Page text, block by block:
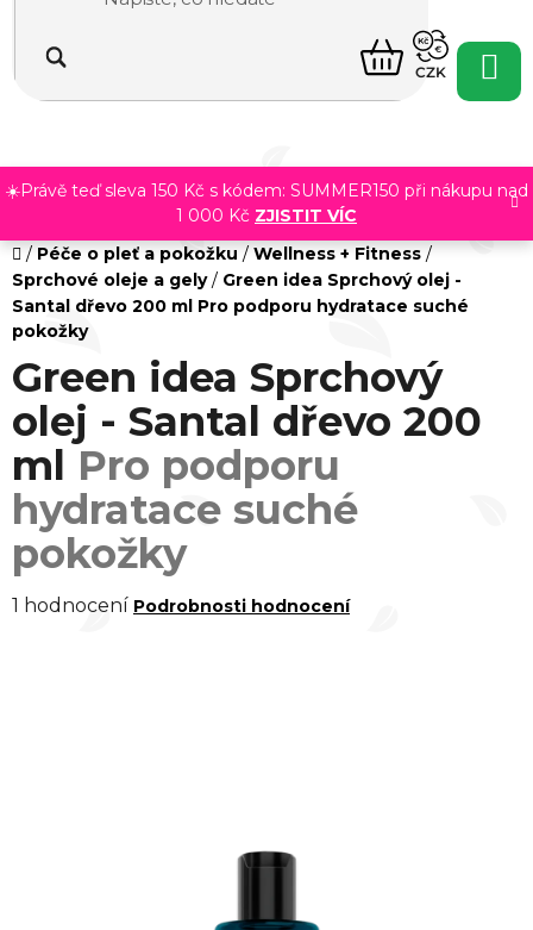
obsah
☀️Právě teď sleva 150 Kč s kódem: SUMMER150 při nákupu nad
1 000 Kč ZJISTIT VÍC
NÁKUPNÍ
KOŠÍK
CZK
Domů
/ Péče o pleť a pokožku / Wellness + Fitness /
Sprchové oleje a gely / Green idea Sprchový olej -
Santal dřevo 200 ml Pro podporu hydratace suché
pokožky
Green idea Sprchový
olej - Santal dřevo 200
ml Pro podporu
hydratace suché
pokožky
Průměrné
1 hodnocení Podrobnosti hodnocení